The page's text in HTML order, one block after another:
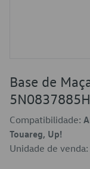
Base de
5N0837885H
Compatibilidade:
Touareg, Up!
Unidade de venda: